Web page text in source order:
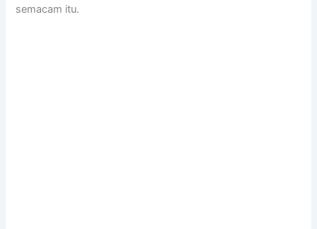
semacam itu.